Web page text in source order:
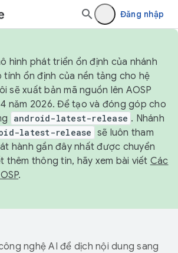
Đăng nhập
hình phát triển ổn định của nhánh
tính ổn định của nền tảng cho hệ
sẽ xuất bản mã nguồn lên AOSP
năm 2026. Để tạo và đóng góp cho
android-latest-release . Nhánh
latest-release sẽ luôn tham
hành gần đây nhất được chuyển
thêm thông tin, hãy xem bài viết Các
.
nghệ AI để dịch nội dung sang